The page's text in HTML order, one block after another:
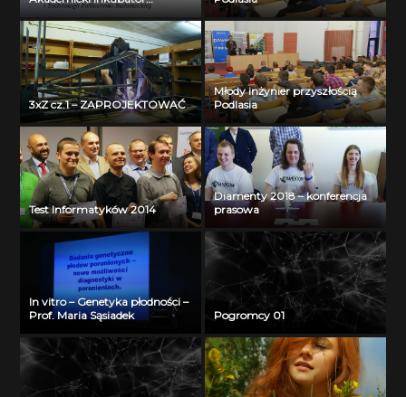
Przedsiębiorczości Politechniki
Białostockiej – Jerzy Muszyński
3xZ cz.1 – ZAPROJEKTOWAĆ
Młody inżynier przyszłością
Podlasia
Test Informatyków 2014
Diamenty 2018 – konferencja
prasowa
In vitro – Genetyka płodności –
Prof. Maria Sąsiadek
Pogromcy 01